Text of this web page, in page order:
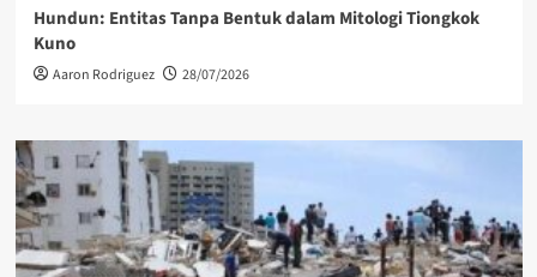
Hundun: Entitas Tanpa Bentuk dalam Mitologi Tiongkok
Kuno
Aaron Rodriguez 28/07/2026